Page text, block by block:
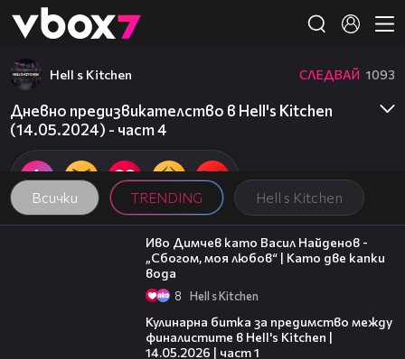
👾
Всички TRENDING Hell s Kitchen
Hell s Kitchen СЛЕДВАЙ 1093
Дневно предизвикателство в Hell's Kitchen
(14.05.2024) - част 4
07:36
Иво Димчев като Васил Найденов -
„Сбогом, моя любов“ | Като две капки
вода
8 Hell s Kitchen
Кулинарна битка за предимство между
финалистите в Hell's Kitchen |
14.05.2026 | част 1